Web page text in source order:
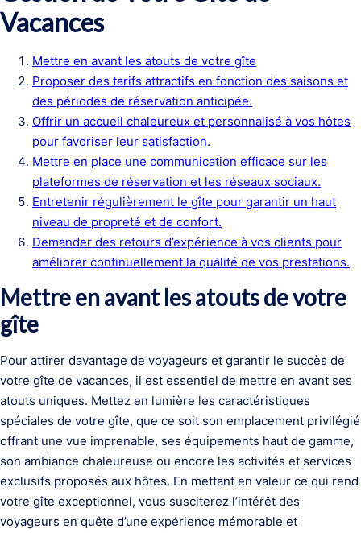
Vacances
Mettre en avant les atouts de votre gîte
Proposer des tarifs attractifs en fonction des saisons et
des périodes de réservation anticipée.
Offrir un accueil chaleureux et personnalisé à vos hôtes
pour favoriser leur satisfaction.
Mettre en place une communication efficace sur les
plateformes de réservation et les réseaux sociaux.
Entretenir régulièrement le gîte pour garantir un haut
niveau de propreté et de confort.
Demander des retours d’expérience à vos clients pour
améliorer continuellement la qualité de vos prestations.
Mettre en avant les atouts de votre
gîte
Pour attirer davantage de voyageurs et garantir le succès de
votre gîte de vacances, il est essentiel de mettre en avant ses
atouts uniques. Mettez en lumière les caractéristiques
spéciales de votre gîte, que ce soit son emplacement privilégié
offrant une vue imprenable, ses équipements haut de gamme,
son ambiance chaleureuse ou encore les activités et services
exclusifs proposés aux hôtes. En mettant en valeur ce qui rend
votre gîte exceptionnel, vous susciterez l’intérêt des
voyageurs en quête d’une expérience mémorable et